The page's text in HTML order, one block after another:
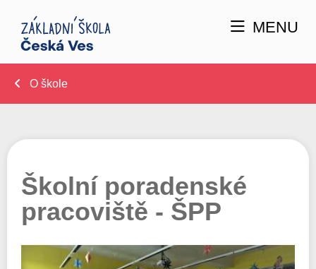
MENU
O škole
Školní poradenské
pracoviště - ŠPP